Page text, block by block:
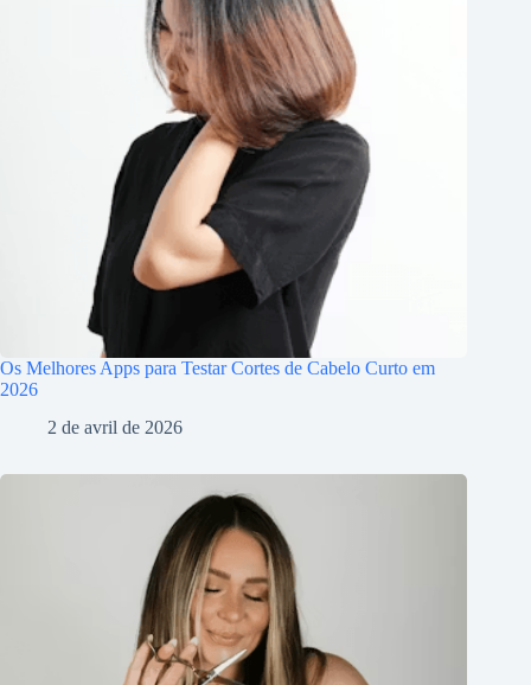
Os Melhores Apps para Testar Cortes de Cabelo Curto em
2026
2 de avril de 2026